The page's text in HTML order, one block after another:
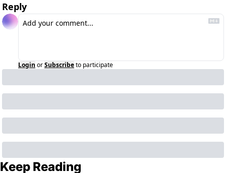
Reply
Login orSubscribeto participate
Keep Reading